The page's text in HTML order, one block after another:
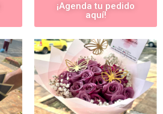
¡Agenda tu pedido
aquí!